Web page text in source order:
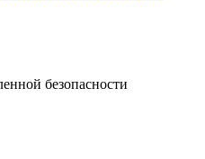
безопасности